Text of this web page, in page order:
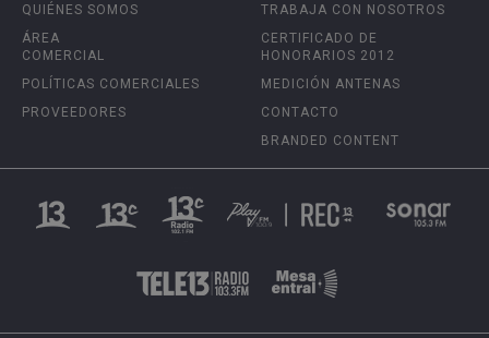
QUIÉNES SOMOS
ÁREA
COMERCIAL
POLÍTICAS COMERCIALES
PROVEEDORES
TRABAJA CON NOSOTROS
CERTIFICADO DE
HONORARIOS 2012
MEDICIÓN ANTENAS
CONTACTO
BRANDED CONTENT